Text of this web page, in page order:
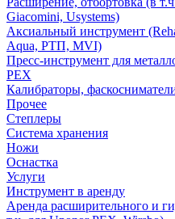
Giacomini, Usystems)
Аксиальный инструмент
Aqua, РТП, MVI)
Пресс-инструмент для
PEX
Калибраторы,
Прочее
Степлеры
Система хранения
Ножи
Оснастка
Услуги
Инструмент в аренду
Аренда расширительного и